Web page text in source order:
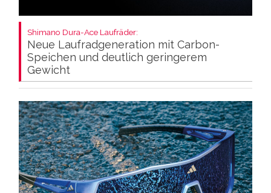
Shimano Dura-Ace Laufräder:
Neue Laufradgeneration mit Carbon-
Speichen und deutlich geringerem
Gewicht